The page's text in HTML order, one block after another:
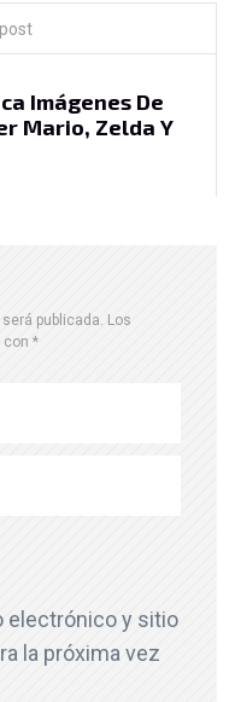
Imágenes De
Mario, Zelda Y
publicada. Los
con *
electrónico y sitio
la próxima vez